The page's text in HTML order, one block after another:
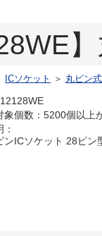
ICソケット ＞ 丸ピン
象個数：5200個以上
ンICソケット 28ピ